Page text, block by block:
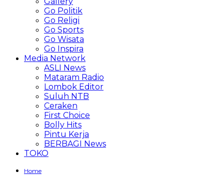
Go Politik
Go Religi
Go Sports
Go Wisata
Go Inspira
Media Network
ASLI News
Mataram Radio
Lombok Editor
Suluh NTB
Ceraken
First Choice
Bolly Hits
Pintu Kerja
BERBAGI News
TOKO
Home